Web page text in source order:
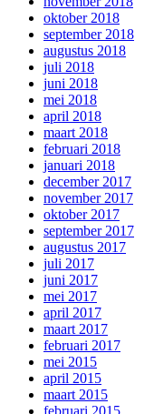
oktober 2018
september 2018
augustus 2018
juli 2018
juni 2018
mei 2018
april 2018
maart 2018
februari 2018
januari 2018
december 2017
november 2017
oktober 2017
september 2017
augustus 2017
juli 2017
juni 2017
mei 2017
april 2017
maart 2017
februari 2017
mei 2015
april 2015
maart 2015
februari 2015